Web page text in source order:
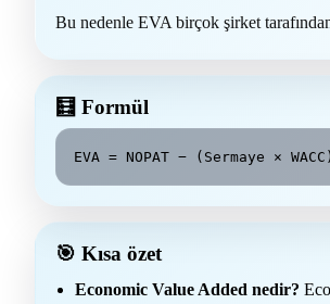
Bu nedenle EVA birçok şirket
🧮 Formül
EVA = NOPAT − (Sermaye × WACC)
🎯 Kısa özet
Economic Value Added nedir?